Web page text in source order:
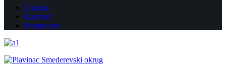
О нама
Контакт
Импресум